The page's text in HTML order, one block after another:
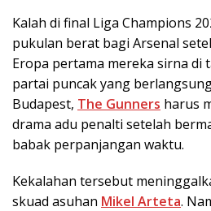
Kalah di final Liga Champions
pukulan berat bagi Arsenal
Eropa pertama mereka sirna di
partai puncak yang
Budapest, The Gunners harus
drama adu penalti setelah
babak perpanjangan waktu.
Kekalahan tersebut
skuad asuhan Mikel Arteta.